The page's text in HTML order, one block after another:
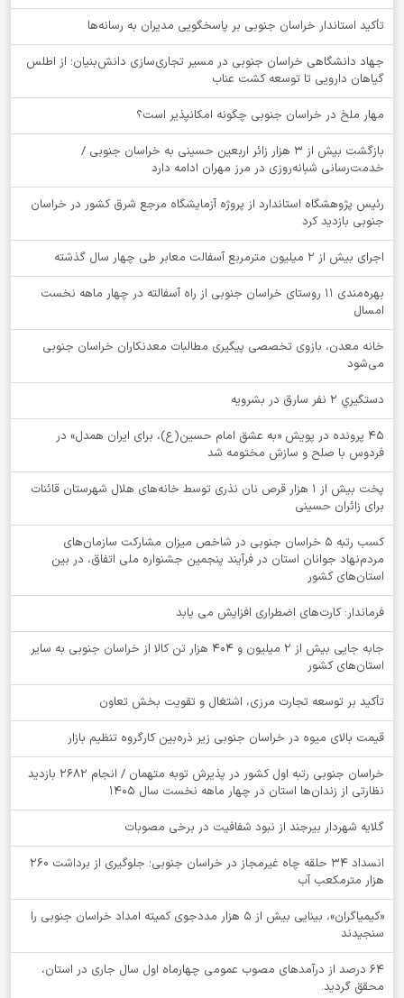
تأکید استاندار خراسان جنوبی بر پاسخگویی مدیران به رسانه‌ها
جهاد دانشگاهی خراسان جنوبی در مسیر تجاری‌سازی دانش‌بنیان؛ از اطلس
گیاهان دارویی تا توسعه کشت عناب
‌مهار ملخ در خراسان جنوبی چگونه امکانپذیر است؟
بازگشت بیش از ۳ هزار زائر اربعین حسینی به خراسان جنوبی /
خدمت‌رسانی شبانه‌روزی در مرز مهران ادامه دارد
رئیس پژوهشگاه استاندارد از پروژه آزمایشگاه مرجع شرق کشور در خراسان
جنوبی بازدید کرد
اجرای بیش از ۲ میلیون مترمربع آسفالت معابر طی چهار سال گذشته
بهره‌مندی ۱۱ روستای خراسان جنوبی از راه آسفالته در چهار ماهه نخست
امسال
خانه معدن، بازوی تخصصی پیگیری مطالبات معدنکاران خراسان جنوبی
می‌شود
دستگيري 2 نفر سارق در بشرويه
۴۵ پرونده در پویش «به عشق امام حسین(ع)، برای ایران همدل» در
فردوس با صلح و سازش مختومه شد
پخت بیش از 1 هزار قرص نان نذری توسط خانه‌های هلال شهرستان قائنات
برای زائران حسینی
کسب رتبه ۵ خراسان جنوبی در شاخص میزان مشارکت سازمان‌های
مردم‌نهاد جوانان استان در فرآیند پنجمین جشنواره ملی اتفاق، در بین
استان‌های کشور
فرماندار: کارت‌های اضطراری افزایش می یابد
جابه جایی بیش از 2 میلیون و 404 هزار تن کالا از خراسان جنوبی به سایر
استان‌های کشور
تأکید بر توسعه تجارت مرزی، اشتغال و تقویت بخش تعاون
قیمت بالای میوه در خراسان جنوبی زیر ذره‌بین کارگروه تنظیم بازار
خراسان جنوبی رتبه اول کشور در پذیرش توبه متهمان / انجام ۲۶۸۲ بازدید
نظارتی از زندان‌ها استان در چهار ماهه نخست سال 1405
گلایه شهردار بیرجند از نبود شفافیت در برخی مصوبات
انسداد ۳۴ حلقه چاه غیرمجاز در خراسان جنوبی؛ جلوگیری از برداشت ۲۶۰
هزار مترمکعب آب
«کیمیاگران»، بینایی بیش از ۵ هزار مددجوی کمیته امداد خراسان جنوبی را
سنجیدند
64 درصد از درآمدهای مصوب عمومی چهارماه اول سال جاری در استان،
محقق گردید.